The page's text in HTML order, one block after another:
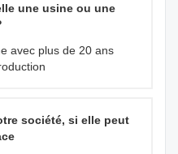
une usine ou une
avec plus de 20 ans
société, si elle peut